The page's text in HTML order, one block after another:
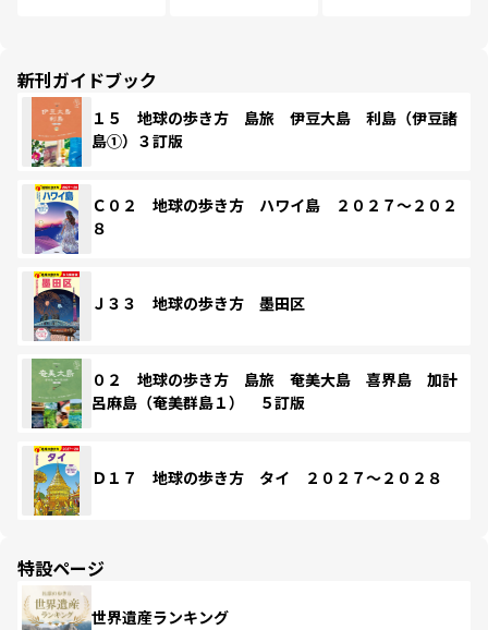
新刊ガイドブック
１５ 地球の歩き方 島旅 伊豆大島 利島（伊豆諸
島①）３訂版
Ｃ０２ 地球の歩き方 ハワイ島 ２０２７～２０２
８
Ｊ３３ 地球の歩き方 墨田区
０２ 地球の歩き方 島旅 奄美大島 喜界島 加計
呂麻島（奄美群島１） ５訂版
Ｄ１７ 地球の歩き方 タイ ２０２７～２０２８
特設ページ
世界遺産ランキング